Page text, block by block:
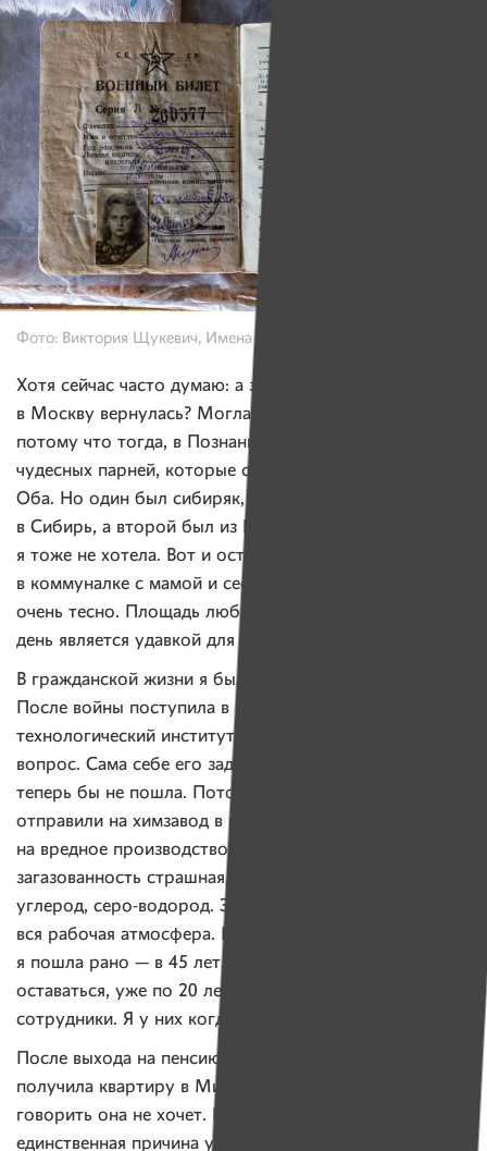
Фото: Виктория Щукевич, Имена
Хотя сейчас часто думаю: а зачем я из Польши
в Москву вернулась? Могла бы не возвращаться,
потому что тогда, в Познани, я встретила двух
чудесных парней, которые сильно в меня влюбились.
Оба. Но один был сибиряк, а я не хотела ехать
в Сибирь, а второй был из Иваново, и в Иваново
я тоже не хотела. Вот и осталась в Москве,
в коммуналке с мамой и сестрой, хотя там было
очень тесно. Площадь любой коммуналки и по сей
день является удавкой для нормального человека.
В гражданской жизни я была инженером-химиком.
После войны поступила в Московский химико-
технологический институт. Почему туда? Хороший
вопрос. Сама себе его задаю. Верни время назад,
теперь бы не пошла. Потому что работать меня
отправили на химзавод в городе Королеве,
на вредное производство: вентиляция плохая,
загазованность страшная, яды кругом были, серо-
углерод, серо-водород. Этими ядами была пропитана
вся рабочая атмосфера. Поэтому и на пенсию
я пошла рано — в 45 лет. А те, кому пришлось
оставаться, уже по 20 лет лежат в земле, мои
сотрудники. Я у них когда-то начальником цеха была.
После выхода на пенсию Клавдия Никандровна
получила квартиру в Минске. Почему так вышло,
говорить она не хочет. Рассказывает, что
единственная причина уехать в Беларусь, так далеко